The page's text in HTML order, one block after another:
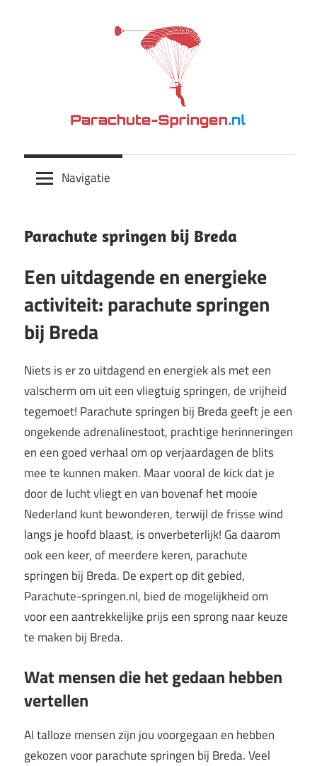
Parachute-
Springen.nl
een
tandemsprong!
Navigatie
Parachute springen bij Breda
Een uitdagende en energieke
activiteit: parachute springen
bij Breda
Niets is er zo uitdagend en energiek als met een
valscherm om uit een vliegtuig springen, de vrijheid
tegemoet! Parachute springen bij Breda geeft je een
ongekende adrenalinestoot, prachtige herinneringen
en een goed verhaal om op verjaardagen de blits
mee te kunnen maken. Maar vooral de kick dat je
door de lucht vliegt en van bovenaf het mooie
Nederland kunt bewonderen, terwijl de frisse wind
langs je hoofd blaast, is onverbeterlijk! Ga daarom
ook een keer, of meerdere keren, parachute
springen bij Breda. De expert op dit gebied,
Parachute-springen.nl, bied de mogelijkheid om
voor een aantrekkelijke prijs een sprong naar keuze
te maken bij Breda.
Wat mensen die het gedaan hebben
vertellen
Al talloze mensen zijn jou voorgegaan en hebben
gekozen voor parachute springen bij Breda. Veel